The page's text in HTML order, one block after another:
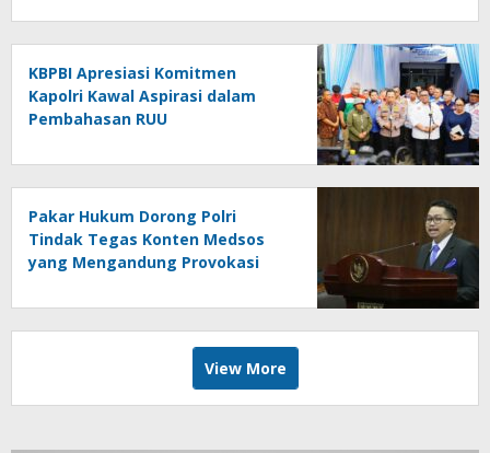
KBPBI Apresiasi Komitmen
Kapolri Kawal Aspirasi dalam
Pembahasan RUU
Pakar Hukum Dorong Polri
Tindak Tegas Konten Medsos
yang Mengandung Provokasi
View More